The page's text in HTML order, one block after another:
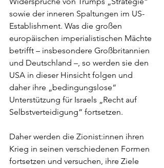
sowie der inneren Spaltungen im US-
Establishment. Was die großen
europäischen imperialistischen Mächte
betrifft – insbesondere Großbritannien
und Deutschland –, so werden sie den
USA in dieser Hinsicht folgen und
daher ihre „bedingungslose“
Unterstützung für Israels „Recht auf
Selbstverteidigung“ fortsetzen.
Daher werden die Zionist:innen ihren
Krieg in seinen verschiedenen Formen
fortsetzen und versuchen, ihre Ziele